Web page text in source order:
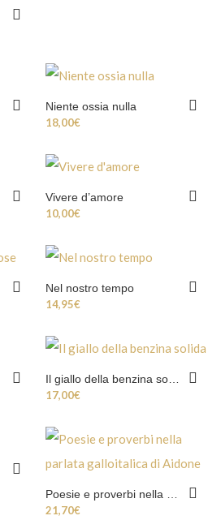
Niente ossia nulla
18,00€
Vivere d’amore
10,00€
Nel nostro tempo
14,95€
17,00€
21,70€